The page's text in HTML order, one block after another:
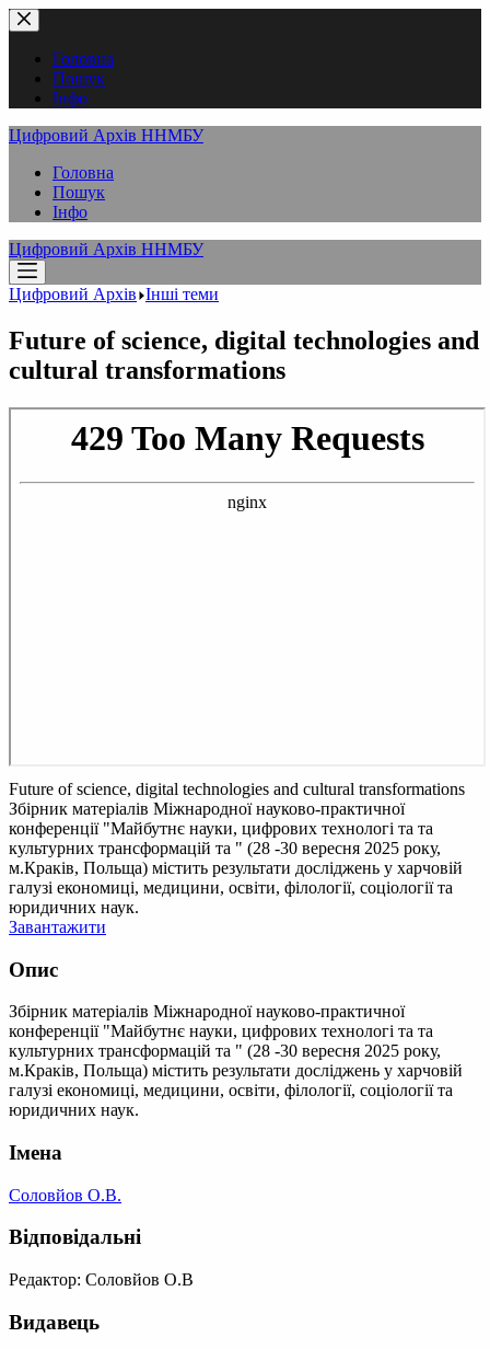
Перейти
до
вмістуГоловна
Пошук
Інфо
Цифровий Архів ННМБУ
Головна
Пошук
Інфо
Цифровий Архів ННМБУ
Цифровий Архів Інші теми
Future of science, digital technologies and
cultural transformations
Future of science, digital technologies and cultural transformations
Збірник матеріалів Міжнародної науково-практичної
конференції "Майбутнє науки, цифрових технологі та та
культурних трансформацій та " (28 -30 вересня 2025 року,
м.Краків, Польща) містить результати досліджень у харчовій
галузі економиці, медицини, освіти, філології, соціології та
юридичних наук.
Завантажити
Опис
Збірник матеріалів Міжнародної науково-практичної
конференції "Майбутнє науки, цифрових технологі та та
культурних трансформацій та " (28 -30 вересня 2025 року,
м.Краків, Польща) містить результати досліджень у харчовій
галузі економиці, медицини, освіти, філології, соціології та
юридичних наук.
Імена
Соловйов О.В.
Відповідальні
Редактор: Соловйов О.В
Видавець